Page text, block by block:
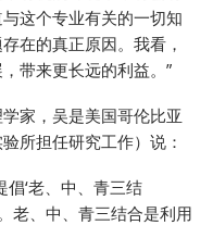
这个专业有关的一切知
在的真正原因。我看，
带来更长远的利益。”
家，吴是美国哥伦比亚
所担任研究工作）说：
‘老、中、青三结
老、中、青三结合是利用